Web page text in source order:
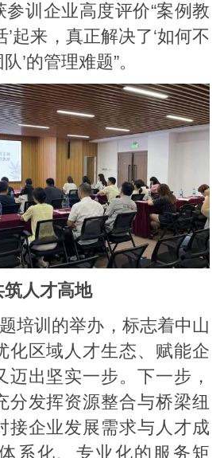
参训企业高度评价“案例教
’起来，真正解决了‘如何不
’的管理难题”。
筑人才高地
培训的举办，标志着中山
化区域人才生态、赋能企
迈出坚实一步。下一步，
分发挥资源整合与桥梁纽
接企业发展需求与人才成
系化、专业化的服务矩